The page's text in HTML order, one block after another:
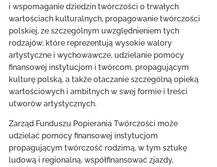
i wspomaganie dziedzin twórczości o trwałych
wartościach kulturalnych, propagowanie twórczości
polskiej, ze szczególnym uwzględnieniem tych
rodzajów, które reprezentują wysokie walory
artystyczne i wychowawcze, udzielanie pomocy
finansowej instytucjom i twórcom, propagującym
kulturę polską, a także otaczanie szczególną opieką
wartościowych i ambitnych w swej formie i treści
utworów artystycznych.
Zarząd Funduszu Popierania Twórczości może
udzielać pomocy finansowej instytucjom
propagującym twórczość rodzimą, w tym sztukę
ludową i regionalną, współfinansować zjazdy,